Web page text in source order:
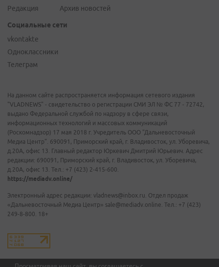
Редакция
Архив новостей
Социальные сети
vkontakte
Одноклассники
Телеграм
На данном сайте распространяется информация сетевого издания
"VLADNEWS" - свидетельство о регистрации СМИ ЭЛ № ФС 77 - 72742,
выдано Федеральной службой по надзору в сфере связи,
информационных технологий и массовых коммуникаций
(Роскомнадзор) 17 мая 2018 г. Учредитель ООО "Дальневосточный
Медиа Центр". 690091, Приморский край, г. Владивосток, ул. Уборевича,
д.20А, офис 13. Главный редактор Юркевич Дмитрий Юрьевич. Адрес
редакции: 690091, Приморский край, г. Владивосток, ул. Уборевича,
д.20А, офис 13. Тел.: +7 (423) 2-415-600.
https://mediadv.online/
Электронный адрес редакции: vladnews@inbox.ru. Отдел продаж
«Дальневосточный Медиа Центр» sale@mediadv.online. Тел.: +7 (423)
249-8-800. 18+